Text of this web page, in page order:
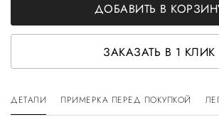
ДОБАВИТЬ В
ЗАКАЗАТЬ В 1 КЛИК
ДЕТАЛИ ПРИМЕРКА ПЕРЕД ПОКУПКОЙ